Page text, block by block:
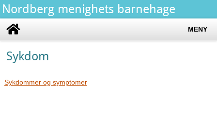
Nordberg menighets barnehage
MENY
Sykdom
Sykdommer og symptomer